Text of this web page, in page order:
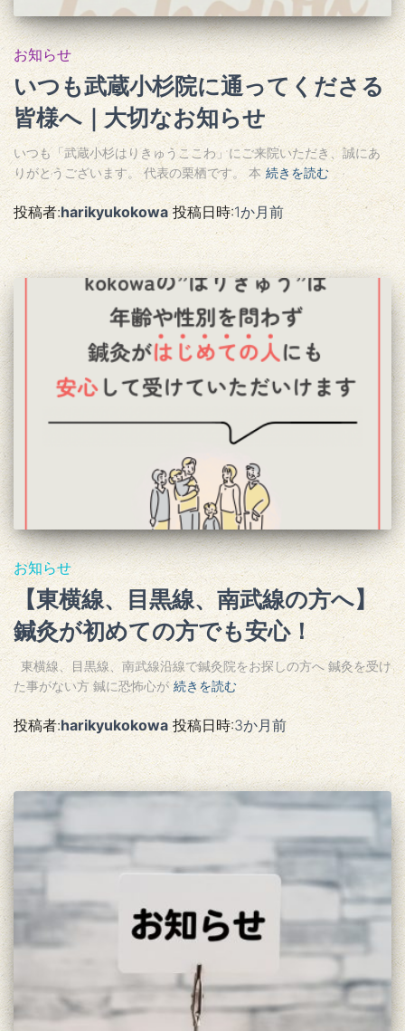
お知らせ
いつも武蔵小杉院に通ってくださる
皆様へ｜大切なお知らせ
いつも「武蔵小杉はりきゅうここわ」にご来院いただき、誠にあ
りがとうございます。 代表の栗栖です。 本 続きを読む
投稿者:harikyukokowa投稿日時:1か月前
お知らせ
【東横線、目黒線、南武線の方へ】
鍼灸が初めての方でも安心！
東横線、目黒線、南武線沿線で鍼灸院をお探しの方へ 鍼灸を受け
た事がない方 鍼に恐怖心が 続きを読む
投稿者:harikyukokowa 投稿日時:3か月前